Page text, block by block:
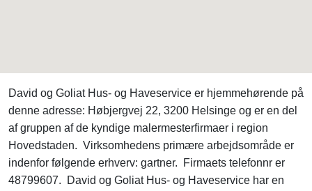
David og Goliat Hus- og Haveservice er hjemmehørende på
denne adresse: Høbjergvej 22, 3200 Helsinge og er en del
af gruppen af de kyndige malermesterfirmaer i region
Hovedstaden. Virksomhedens primære arbejdsområde er
indenfor følgende erhverv: gartner. Firmaets telefonnr er
48799607. David og Goliat Hus- og Haveservice har en